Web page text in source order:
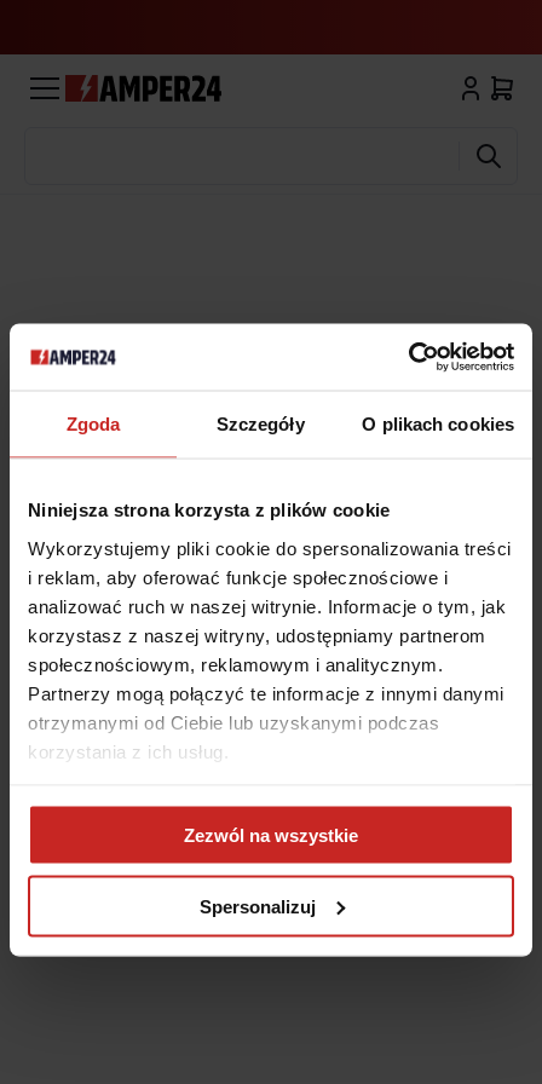
Zgoda Szczegóły O plikach cookies
Niniejsza strona korzysta z plików cookie
Wykorzystujemy pliki cookie do spersonalizowania treści
i reklam, aby oferować funkcje społecznościowe i
analizować ruch w naszej witrynie. Informacje o tym, jak
korzystasz z naszej witryny, udostępniamy partnerom
społecznościowym, reklamowym i analitycznym.
Partnerzy mogą połączyć te informacje z innymi danymi
otrzymanymi od Ciebie lub uzyskanymi podczas
korzystania z ich usług.
Zezwól na wszystkie
Spersonalizuj
browser console for more information)